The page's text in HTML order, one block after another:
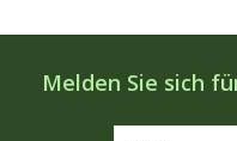
Melden Sie sich